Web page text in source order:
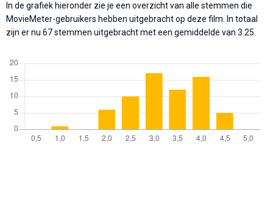
In de grafiek hieronder zie je een overzicht van alle stemmen die
MovieMeter-gebruikers hebben uitgebracht op deze film. In totaal
zijn er nu 67 stemmen uitgebracht met een gemiddelde van 3.25.